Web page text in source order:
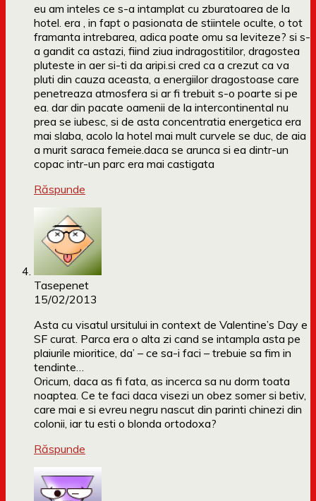
eu am inteles ce s-a intamplat cu zburatoarea de la
hotel. era , in fapt o pasionata de stiintele oculte, o tot
framanta intrebarea, adica poate omu sa leviteze? si s-
a gandit ca astazi, fiind ziua indragostitilor, dragostea
pluteste in aer si-ti da aripi.si cred ca a crezut ca va
pluti din cauza aceasta, a energiilor dragostoase care
penetreaza atmosfera si ar fi trebuit s-o poarte si pe
ea. dar din pacate oamenii de la intercontinental nu
prea se iubesc, si de asta concentratia energetica era
mai slaba, acolo la hotel mai mult curvele se duc, de aia
a murit saraca femeie.daca se arunca si ea dintr-un
copac intr-un parc era mai castigata
Răspunde
Tasepenet
15/02/2013
Asta cu visatul ursitului in context de Valentine’s Day e
SF curat. Parca era o alta zi cand se intampla asta pe
plaiurile mioritice, da’ – ce sa-i faci – trebuie sa fim in
tendinte…
Oricum, daca as fi fata, as incerca sa nu dorm toata
noaptea. Ce te faci daca visezi un obez somer si betiv,
care mai e si evreu negru nascut din parinti chinezi din
colonii, iar tu esti o blonda ortodoxa?
Răspunde